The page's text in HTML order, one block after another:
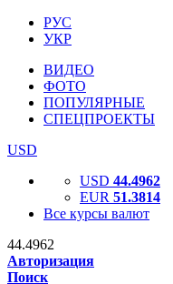
РУС
УКР
ВИДЕО
ФОТО
ПОПУЛЯРНЫЕ
СПЕЦПРОЕКТЫ
USD
USD 44.4962
EUR 51.3814
Все курсы валют
44.4962
Авторизация
Поиск